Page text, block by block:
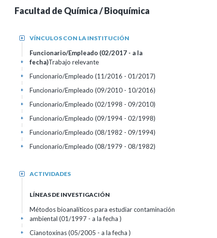
Facultad de Química / Bioquímica
VÍNCULOS CON LA INSTITUCIÓN
+
Funcionario/Empleado (02/2017 - a la
fecha)Trabajo relevante
+
Funcionario/Empleado (11/2016 - 01/2017)
+
Funcionario/Empleado (09/2010 - 10/2016)
+
Funcionario/Empleado (02/1998 - 09/2010)
+
Funcionario/Empleado (09/1994 - 02/1998)
+
Funcionario/Empleado (08/1982 - 09/1994)
+
Funcionario/Empleado (08/1979 - 08/1982)
+
ACTIVIDADES
+
LÍNEAS DE INVESTIGACIÓN
Métodos bioanalíticos para estudiar contaminación
ambiental (01/1997 - a la fecha )
+
Cianotoxinas (05/2005 - a la fecha )
+